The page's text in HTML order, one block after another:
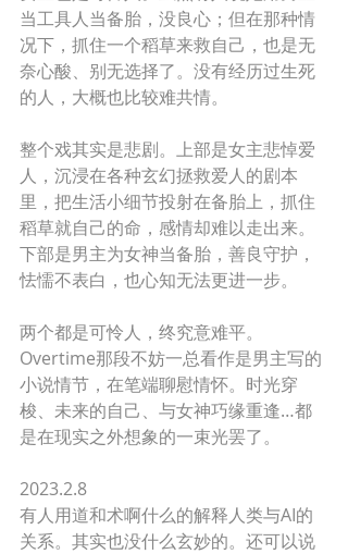
当工具人当备胎，没良心；但在那种情
况下，抓住一个稻草来救自己，也是无
奈心酸、别无选择了。没有经历过生死
的人，大概也比较难共情。
整个戏其实是悲剧。上部是女主悲悼爱
人，沉浸在各种玄幻拯救爱人的剧本
里，把生活小细节投射在备胎上，抓住
稻草就自己的命，感情却难以走出来。
下部是男主为女神当备胎，善良守护，
怯懦不表白，也心知无法更进一步。
两个都是可怜人，终究意难平。
Overtime那段不妨一总看作是男主写的
小说情节，在笔端聊慰情怀。时光穿
梭、未来的自己、与女神巧缘重逢…都
是在现实之外想象的一束光罢了。
2023.2.8
有人用道和术啊什么的解释人类与AI的
关系。其实也没什么玄妙的。还可以说